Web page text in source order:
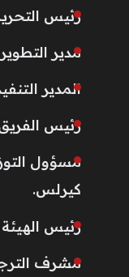
رئيس
مدير
المدير
رئيس
مسؤول
كيرلس.
رئيس
مشرف